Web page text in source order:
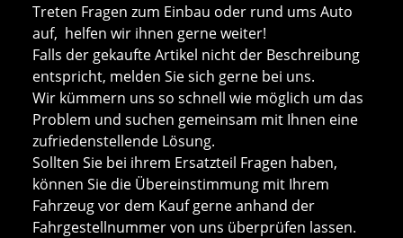
Treten Fragen zum Einbau oder rund ums Auto
auf, helfen wir ihnen gerne weiter!
Falls der gekaufte Artikel nicht der Beschreibung
entspricht, melden Sie sich gerne bei uns.
Wir kümmern uns so schnell wie möglich um das
Problem und suchen gemeinsam mit Ihnen eine
zufriedenstellende Lösung.
Sollten Sie bei ihrem Ersatzteil Fragen haben,
können Sie die Übereinstimmung mit Ihrem
Fahrzeug vor dem Kauf gerne anhand der
Fahrgestellnummer von uns überprüfen lassen.